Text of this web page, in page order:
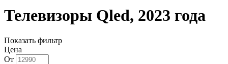
Телевизоры Qled, 2023 года
Показать фильтр
Цена
От